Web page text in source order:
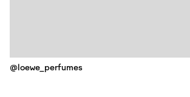
@loewe_perfumes